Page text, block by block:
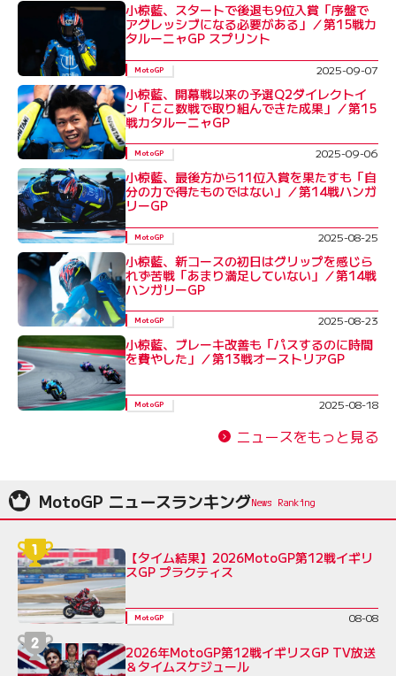
小椋藍、スタートで後退も9位入賞「序盤で
アグレッシブになる必要がある」／第15戦カ
タルーニャGP スプリント
MotoGP 2025-09-07
小椋藍、開幕戦以来の予選Q2ダイレクトイ
ン「ここ数戦で取り組んできた成果」／第15
戦カタルーニャGP
MotoGP 2025-09-06
小椋藍、最後方から11位入賞を果たすも「自
分の力で得たものではない」／第14戦ハンガ
リーGP
MotoGP 2025-08-25
小椋藍、新コースの初日はグリップを感じら
れず苦戦「あまり満足していない」／第14戦
ハンガリーGP
MotoGP 2025-08-23
小椋藍、ブレーキ改善も「パスするのに時間
を費やした」／第13戦オーストリアGP
MotoGP 2025-08-18
ニュースをもっと見る
MotoGP ニュースランキング
【タイム結果】2026MotoGP第12戦イギリ
スGP プラクティス
MotoGP 08-08
2026年MotoGP第12戦イギリスGP TV放送
＆タイムスケジュール